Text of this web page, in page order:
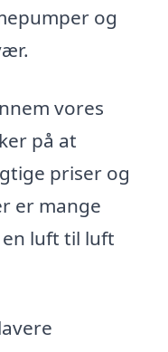
og
vores
på at
priser og
er mange
luft til luft